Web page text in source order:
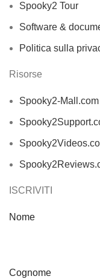
Spooky2 Tour
Software &
Politica sulla
Risorse
Spooky2-Mall.com
ISCRIVITI
Nome
Cognome